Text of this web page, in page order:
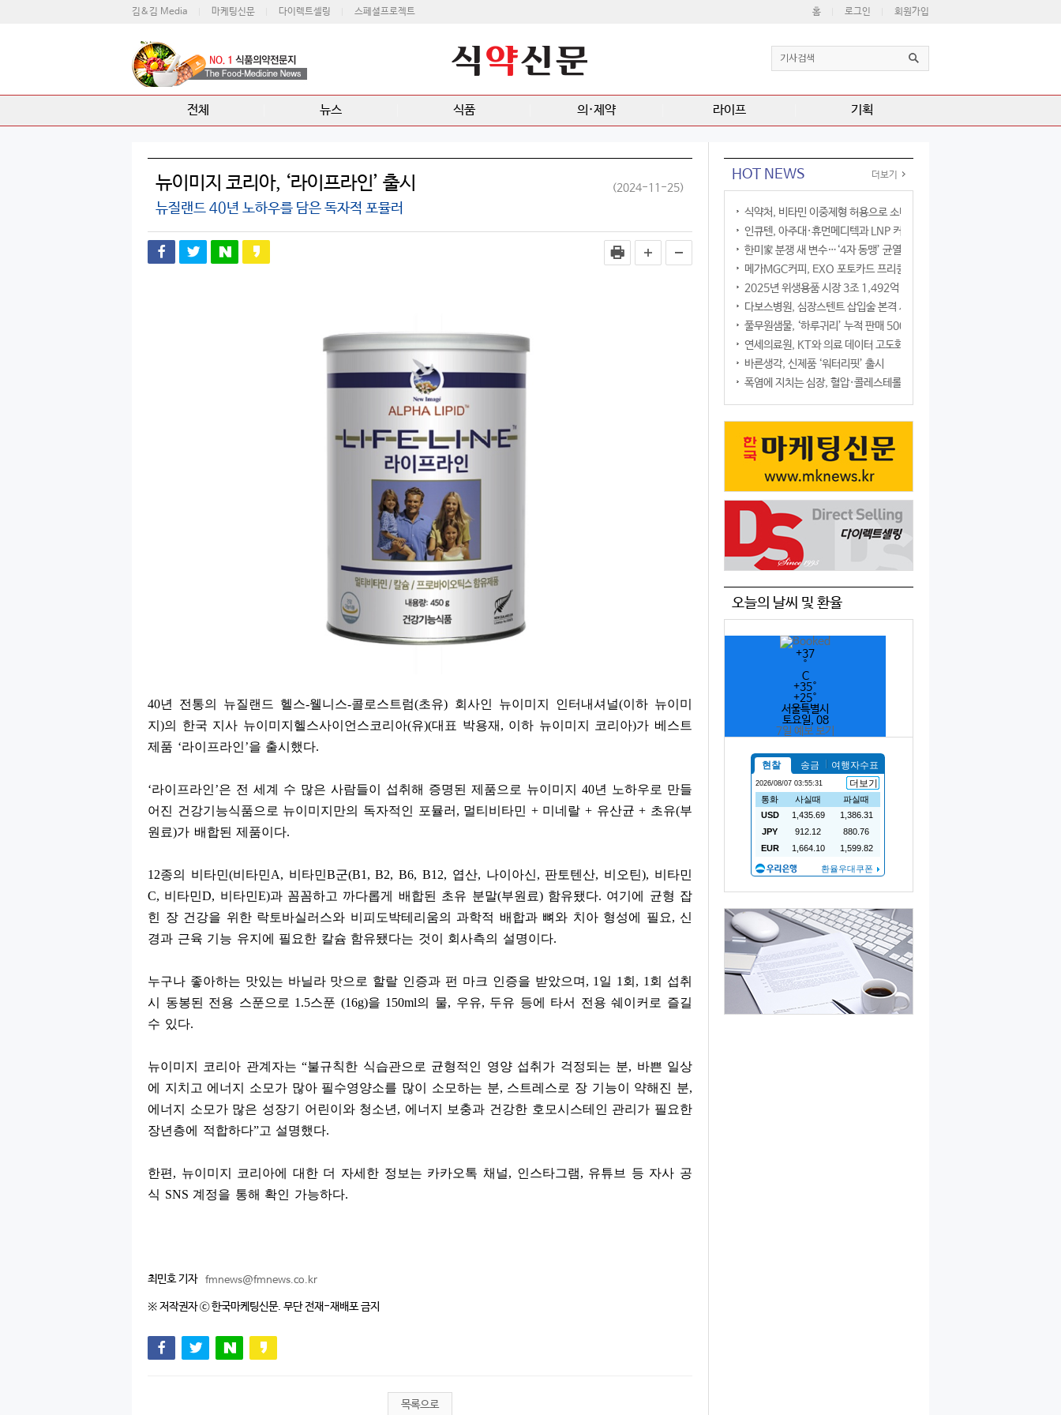
김&김 Media 마케팅신문 다이렉트셀링 스페셜프로젝트 홈 로그인 회원가입
전체 뉴스 식품 의·제약 라이프 기획
뉴이미지 코리아, ‘라이프라인’ 출시 (2024-11-25)
뉴질랜드 40년 노하우를 담은 독자적 포뮬러
40년 전통의 뉴질랜드 헬스-웰니스-콜로스트럼(초유) 회사인 뉴이미지 인터내셔널(이하 뉴이미
지 )의 한국 지사 뉴이미지헬스사이언스코리아(유)(대표 박용재 , 이하 뉴이미지 코리아)가 베스트
제품 ‘라이프라인’을 출시했다.
‘라이프라인’은 전 세계 수 많은 사람들이 섭취해 증명된 제품으로 뉴이미지 40년 노하우로 만들
어진 건강기능식품으로 뉴이미지만의 독자적인 포뮬러 , 멀티비타민 + 미네랄+ 유산균+ 초유(부
원료)가 배합된 제품이다.
12종의 비타민(비타민A, 비타민B군(B1, B2, B6, B12, 엽산, 나이아신, 판토텐산, 비오틴), 비타민
C, 비타민D, 비타민E)과 꼼꼼하고 까다롭게 배합된 초유 분말(부원료) 함유됐다. 여기에 균형 잡
힌 장 건강을 위한 락토바실러스와 비피도박테리움의 과학적 배합과 뼈와 치아 형성에 필요, 신
경과 근육 기능 유지에 필요한 칼슘 함유됐다는 것이 회사측의 설명이다.
누구나 좋아하는 맛있는 바닐라 맛으로 할랄 인증과 펀 마크 인증을 받았으며 , 1 일 1 회 , 1 회 섭취
시 동봉된 전용 스푼으로 1.5스푼 (16g)을 150ml의 물, 우유, 두유 등에 타서 전용 쉐이커로 즐길
수 있다.
뉴이미지 코리아 관계자는“불규칙한 식습관으로 균형적인 영양 섭취가 걱정되는 분, 바쁜 일상
에 지치고 에너지 소모가 많아 필수영양소를 많이 소모하는 분, 스트레스로 장 기능이 약해진 분,
에너지 소모가 많은 성장기 어린이와 청소년 , 에너지 보충과 건강한 호모시스테인 관리가 필요한
장년층에 적합하다”고 설명했다.
한편 , 뉴이미지 코리아에 대한 더 자세한 정보는 카카오톡 채널, 인스타그램, 유튜브 등 자사 공
식 SNS 계정을 통해 확인 가능하다.
최민호 기자 fmnews@fmnews.co.kr
※ 저작권자 ⓒ 한국마케팅신문. 무단 전재-재배포 금지
목록으로
HOT NEWS 더보기
식약처, 비타민 이중제형 허용으로 소비자 선택권 확대
인큐텐, 아주대·휴먼메디텍과 LNP 커큐민 공동연구
한미家 분쟁 새 변수…‘4자 동맹’ 균열 현실화
메가MGC커피, EXO 포토카드 프리퀀시 이벤트
2025년 위생용품 시장 3조 1,492억 원
다보스병원, 심장스텐트 삽입술 본격 시행
풀무원샘물, ‘하루귀리’ 누적 판매 500만 병 돌파
연세의료원, KT와 의료 데이터 고도화 협력
바른생각, 신제품 ‘워터리핏’ 출시
폭염에 지치는 심장, 혈압·콜레스테롤만 챙기면 될까?
오늘의 날씨 및 환율
+37
°
C
+35°
+25°
서울특별시
토요일, 08
7일 예보 보기